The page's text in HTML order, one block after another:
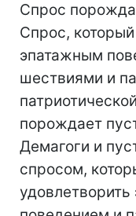
Спрос
Спрос,
эпатажным
шествиями и
порождает
Демагоги и
спросом,